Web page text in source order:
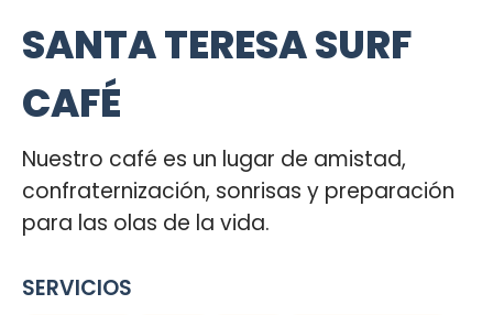
SANTA TERESA SURF
CAFÉ
Nuestro café es un lugar de amistad,
confraternización, sonrisas y preparación
para las olas de la vida.
SERVICIOS